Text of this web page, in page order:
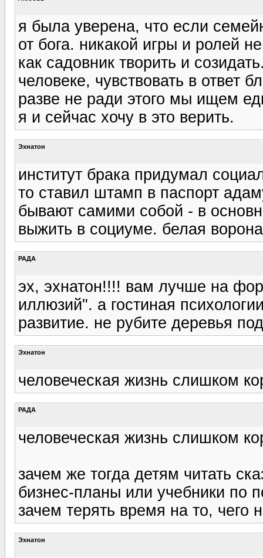
я была уверена, что если
от бога. никакой игры и ролей
как садовник творить и
человеке, чувствовать в ответ
разве не ради этого мы ищем
я и сейчас хочу в это верить.
Эхнатон
институт брака придумал
то ставил штамп в паспорт
бывают самими собой - в
выжить в социуме. белая
РАДА
эх, эхнатон!!!! вам лучше на
иллюзий". а гостиная
развитие. не рубите деревья
Эхнатон
человеческая жизнь слишком
РАДА
человеческая жизнь слишком
зачем же тогда детям читать
бизнес-планы или учебники по
зачем терять время на то, чего
Эхнатон